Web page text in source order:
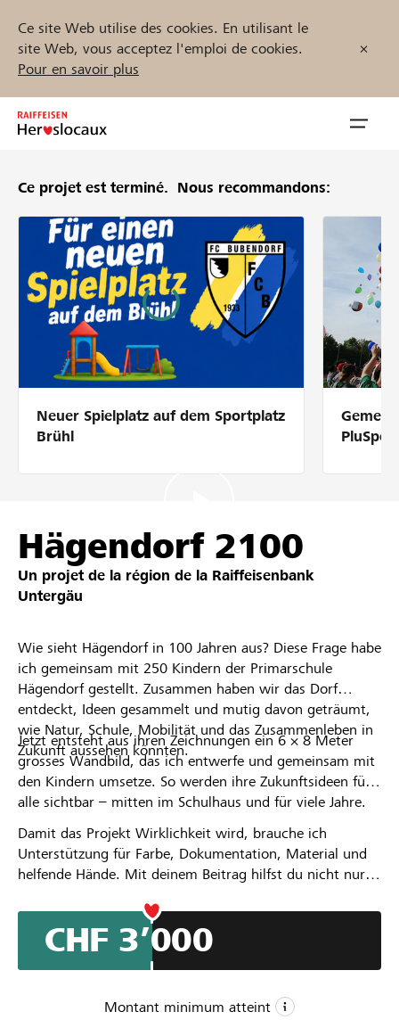
Ce site Web utilise des cookies. En utilisant le
site Web, vous acceptez l'emploi de cookies.
Pour en savoir plus
Inhalt
Parrainer
Soutien & assistance
Partenaires / Banques Raiffeisen
Se connecter
S'inscrire
Trouvez des projets et des organisations
DE FR IT
Ce projet est terminé. Nous recommandons:
Neuer Spielplatz auf dem Sportplatz
Brühl
Hägendorf 2100
Un projet de la région de la Raiffeisenbank
Untergäu
Wie sieht Hägendorf in 100 Jahren aus? Diese Frage habe
ich gemeinsam mit 250 Kindern der Primarschule
Hägendorf gestellt. Zusammen haben wir das Dorf
entdeckt, Ideen gesammelt und mutig davon geträumt,
wie Natur, Schule, Mobilität und das Zusammenleben in
Zukunft aussehen könnten.
Jetzt entsteht aus ihren Zeichnungen ein 6 × 8 Meter
grosses Wandbild, das ich entwerfe und gemeinsam mit
den Kindern umsetze. So werden ihre Zukunftsideen für
alle sichtbar – mitten im Schulhaus und für viele Jahre.
Damit das Projekt Wirklichkeit wird, brauche ich
Unterstützung für Farbe, Dokumentation, Material und
helfende Hände. Mit deinem Beitrag hilfst du nicht nur
Visionen einer ganzen Generation einen Platz in der
Öffentlichkeit.
CHF 3’000
Montant minimum atteint